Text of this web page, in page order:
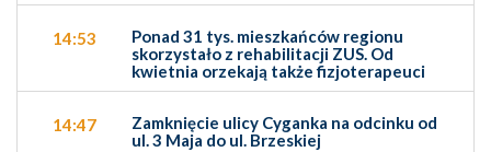
14:53
Ponad 31 tys. mieszkańców regionu
skorzystało z rehabilitacji ZUS. Od
kwietnia orzekają także fizjoterapeuci
14:47
Zamknięcie ulicy Cyganka na odcinku od
ul. 3 Maja do ul. Brzeskiej